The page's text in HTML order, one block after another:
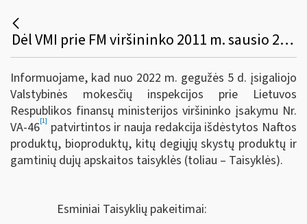
Dėl VMI prie FM viršininko 2011 m. sausio 25 d. įsakymo Nr. VA-16 pakeitimo
Informuojame, kad nuo 2022 m. gegužės 5 d. įsigaliojo
Valstybinės mokesčių inspekcijos prie Lietuvos
Respublikos finansų ministerijos viršininko įsakymu Nr.
VA-46[1] patvirtintos ir nauja redakcija išdėstytos Naftos
produktų, bioproduktų, kitų degiųjų skystų produktų ir
gamtinių dujų apskaitos taisyklės (toliau – Taisyklės).
Esminiai Taisyklių pakeitimai: